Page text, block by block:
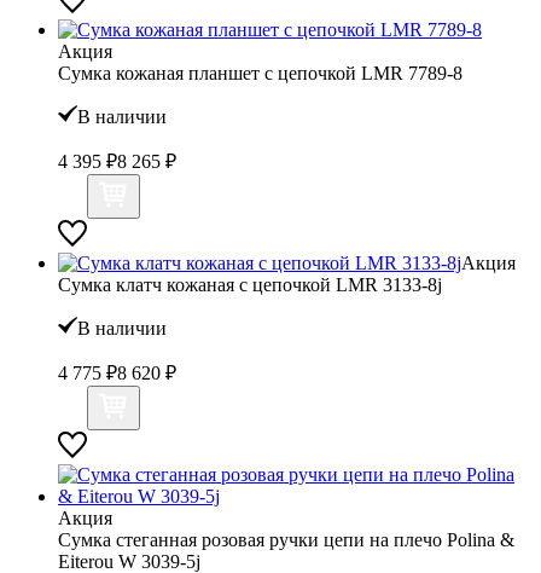
Акция
Сумка кожаная планшет с цепочкой LMR 7789-8
В наличии
4 395 ₽8 265 ₽
Акция
Сумка клатч кожаная с цепочкой LMR 3133-8j
В наличии
4 775 ₽8 620 ₽
Акция
Сумка стеганная розовая ручки цепи на плечо Polina &
Eiterou W 3039-5j